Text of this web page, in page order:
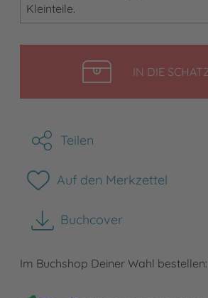
Kleinteile.
IN DIE
Teilen
Auf den Merkzettel
Buchcover
herunterladen
Im Buchshop Deiner Wahl bestellen: